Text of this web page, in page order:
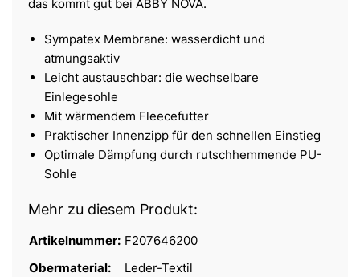
das kommt gut bei ABBY NOVA.
Sympatex Membrane: wasserdicht und
atmungsaktiv
Leicht austauschbar: die wechselbare
Einlegesohle
Mit wärmendem Fleecefutter
Praktischer Innenzipp für den schnellen Einstieg
Optimale Dämpfung durch rutschhemmende PU-
Sohle
Mehr zu diesem Produkt:
Artikelnummer: F207646200
Obermaterial:
Leder-Textil